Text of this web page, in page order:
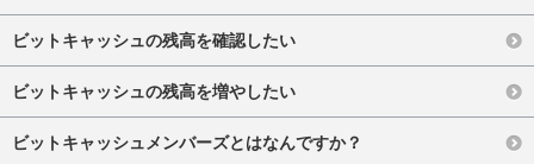
ビットキャッシュの残高を確認したい
ビットキャッシュの残高を増やしたい
ビットキャッシュメンバーズとはなんですか？